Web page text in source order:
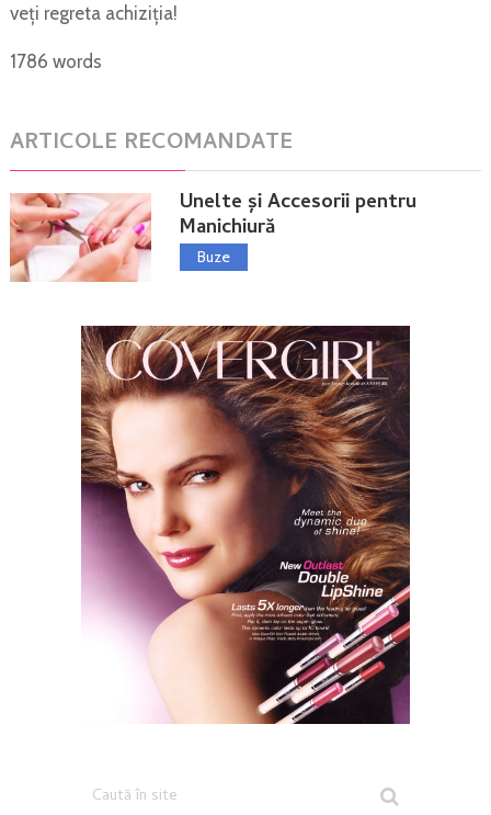
veți regreta achiziția!
1786 words
ARTICOLE RECOMANDATE
Unelte și Accesorii pentru
Manichiură
Buze